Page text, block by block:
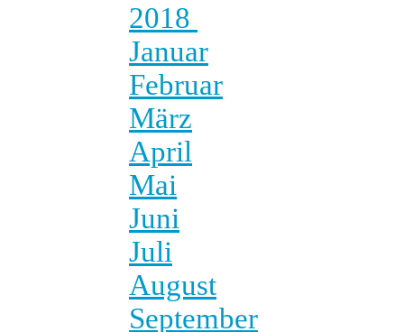
2018
Januar
Februar
März
April
Mai
Juni
Juli
August
September